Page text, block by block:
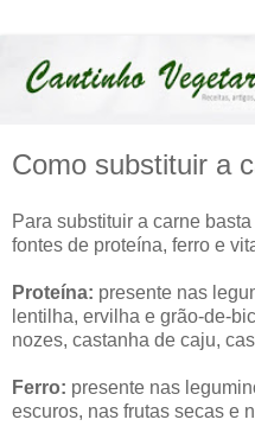
Como substituir a
Para substituir a carne
fontes de proteína, ferro e
Proteína: presente nas
lentilha, ervilha e grão-de-
nozes, castanha de caju,
Ferro: presente nas
escuros, nas frutas secas e